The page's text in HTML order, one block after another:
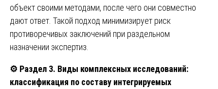
объект своими методами, после чего они совместно
дают ответ. Такой подход минимизирует риск
противоречивых заключений при раздельном
назначении экспертиз.
⚙️ Раздел 3. Виды комплексных исследований:
классификация по составу интегрируемых